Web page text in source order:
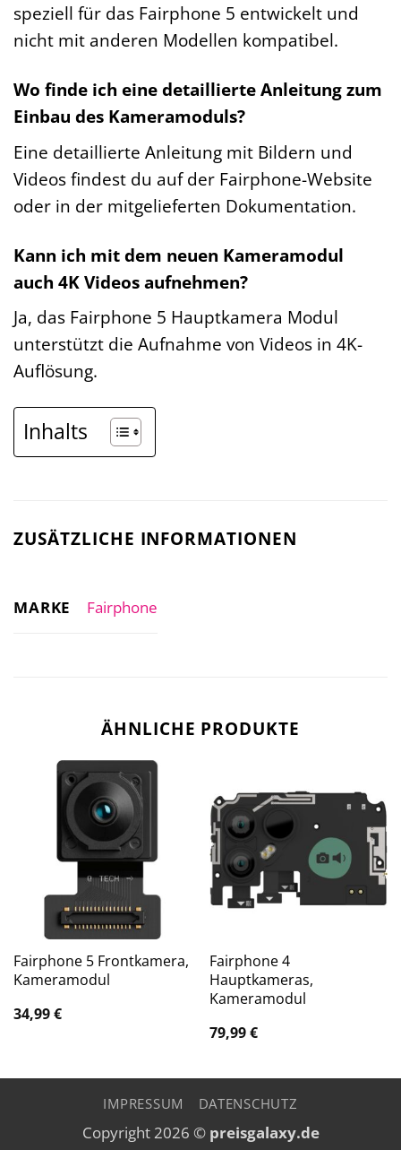
speziell für das Fairphone 5 entwickelt und
nicht mit anderen Modellen kompatibel.
Wo finde ich eine detaillierte Anleitung zum
Einbau des Kameramoduls?
Eine detaillierte Anleitung mit Bildern und
Videos findest du auf der Fairphone-Website
oder in der mitgelieferten Dokumentation.
Kann ich mit dem neuen Kameramodul
auch 4K Videos aufnehmen?
Ja, das Fairphone 5 Hauptkamera Modul
unterstützt die Aufnahme von Videos in 4K-
Auflösung.
Inhalts
ZUSÄTZLICHE INFORMATIONEN
MARKE Fairphone
ÄHNLICHE PRODUKTE
Fairphone 5 Frontkamera,
Kameramodul
34,99€
Fairphone 4
Hauptkameras,
Kameramodul
79,99€
IMPRESSUM DATENSCHUTZ
Copyright 2026 © preisgalaxy.de